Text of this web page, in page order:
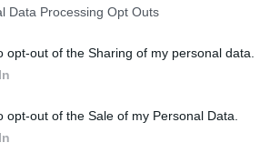
Data Processing Opt Outs
opt-out of the Sharing of my personal data.
opt-out of the Sale of my Personal Data.
ακολουθεί τις επισημάνσεις
ανείσπρακτα μισθώματα και
με επίδομα όσοι ζημιώνουν
στερώντας του
οι δηλώσεις των